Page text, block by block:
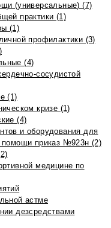
(универсальные) (7)
практики (1)
(1)
профилактики (3)
(4)
сосудистой
(1)
кризе (1)
(4)
и оборудования для
помощи приказ №923н (2)
медицине по
астме
дезсредствами